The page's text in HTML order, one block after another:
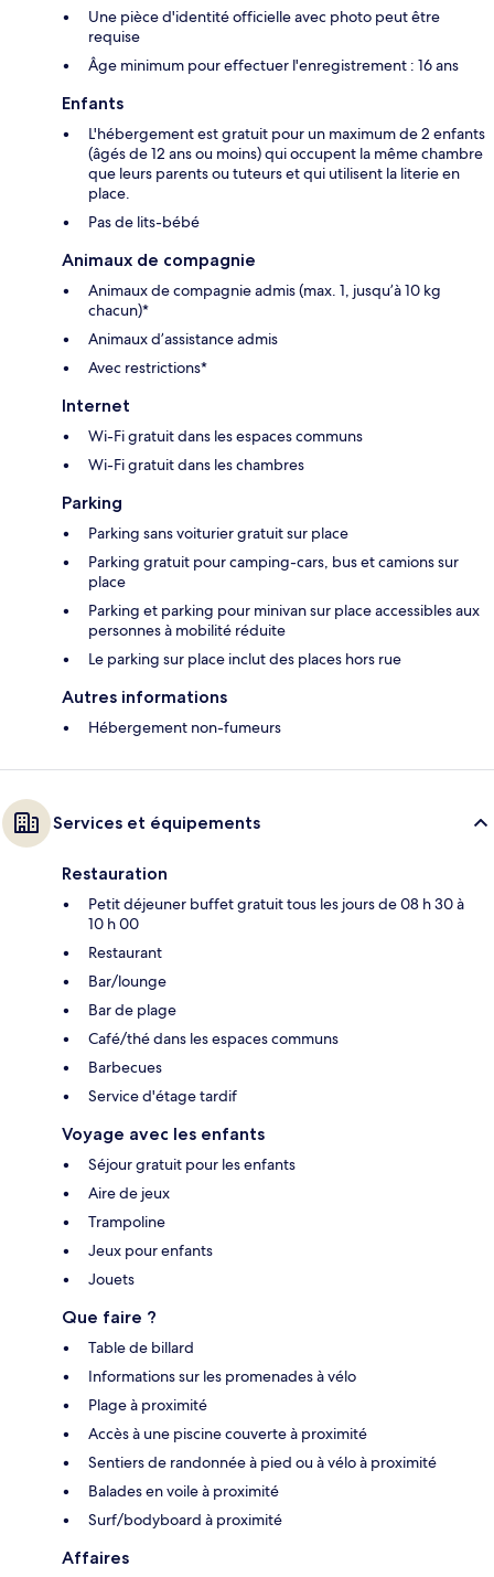
Une pièce d'identité officielle avec photo peut être
requise
Âge minimum pour effectuer l'enregistrement : 16 ans
Enfants
L'hébergement est gratuit pour un maximum de 2 enfants
(âgés de 12 ans ou moins) qui occupent la même chambre
que leurs parents ou tuteurs et qui utilisent la literie en
place.
Pas de lits-bébé
Animaux de compagnie
Animaux de compagnie admis (max. 1, jusqu’à 10 kg
chacun)*
Animaux d’assistance admis
Avec restrictions*
Internet
Wi-Fi gratuit dans les espaces communs
Wi-Fi gratuit dans les chambres
Parking
Parking sans voiturier gratuit sur place
Parking gratuit pour camping-cars, bus et camions sur
place
Parking et parking pour minivan sur place accessibles aux
personnes à mobilité réduite
Le parking sur place inclut des places hors rue
Autres informations
Hébergement non-fumeurs
Services et équipements
Restauration
Petit déjeuner buffet gratuit tous les jours de 08 h 30 à
10 h 00
Restaurant
Bar/lounge
Bar de plage
Café/thé dans les espaces communs
Barbecues
Service d'étage tardif
Voyage avec les enfants
Séjour gratuit pour les enfants
Aire de jeux
Trampoline
Jeux pour enfants
Jouets
Que faire ?
Table de billard
Informations sur les promenades à vélo
Plage à proximité
Accès à une piscine couverte à proximité
Sentiers de randonnée à pied ou à vélo à proximité
Balades en voile à proximité
Surf/bodyboard à proximité
Affaires